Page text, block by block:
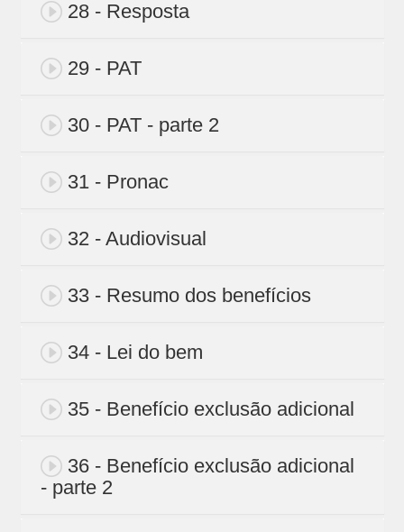
28 - Resposta
29 - PAT
30 - PAT - parte 2
31 - Pronac
32 - Audiovisual
33 - Resumo dos benefícios
34 - Lei do bem
35 - Benefício exclusão adicional
36 - Benefício exclusão adicional
- parte 2